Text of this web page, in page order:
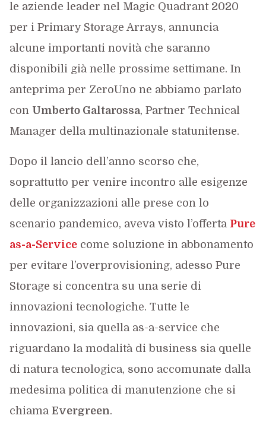
le aziende leader nel Magic Quadrant 2020
per i Primary Storage Arrays, annuncia
alcune importanti novità che saranno
disponibili già nelle prossime settimane. In
anteprima per ZeroUno ne abbiamo parlato
con Umberto Galtarossa, Partner Technical
Manager della multinazionale statunitense.
Dopo il lancio dell’anno scorso che,
soprattutto per venire incontro alle esigenze
delle organizzazioni alle prese con lo
scenario pandemico, aveva visto l’offerta Pure
as-a-Servicecome soluzione in abbonamento
per evitare l’overprovisioning, adesso Pure
Storage si concentra su una serie di
innovazioni tecnologiche. Tutte le
innovazioni, sia quella as-a-service che
riguardano la modalità di business sia quelle
di natura tecnologica, sono accomunate dalla
medesima politica di manutenzione che si
chiama Evergreen.